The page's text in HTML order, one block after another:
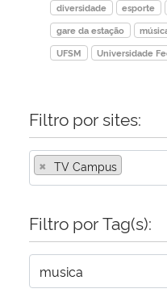
Ministério do Turismo
Ministério do Desenvolvimento
Secretaria-Geral
Secretaria de Governo
Gabinete de Segurança Institucional
diversidade
esporte
gare da estação
UFSM
Universidade
Filtro por sites:
× TV Campus
Filtro por Tag(s):